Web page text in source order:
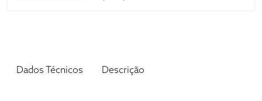
Dados Técnicos Descrição